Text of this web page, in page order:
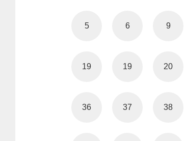
5 6 9
19 19 20
36 37 38